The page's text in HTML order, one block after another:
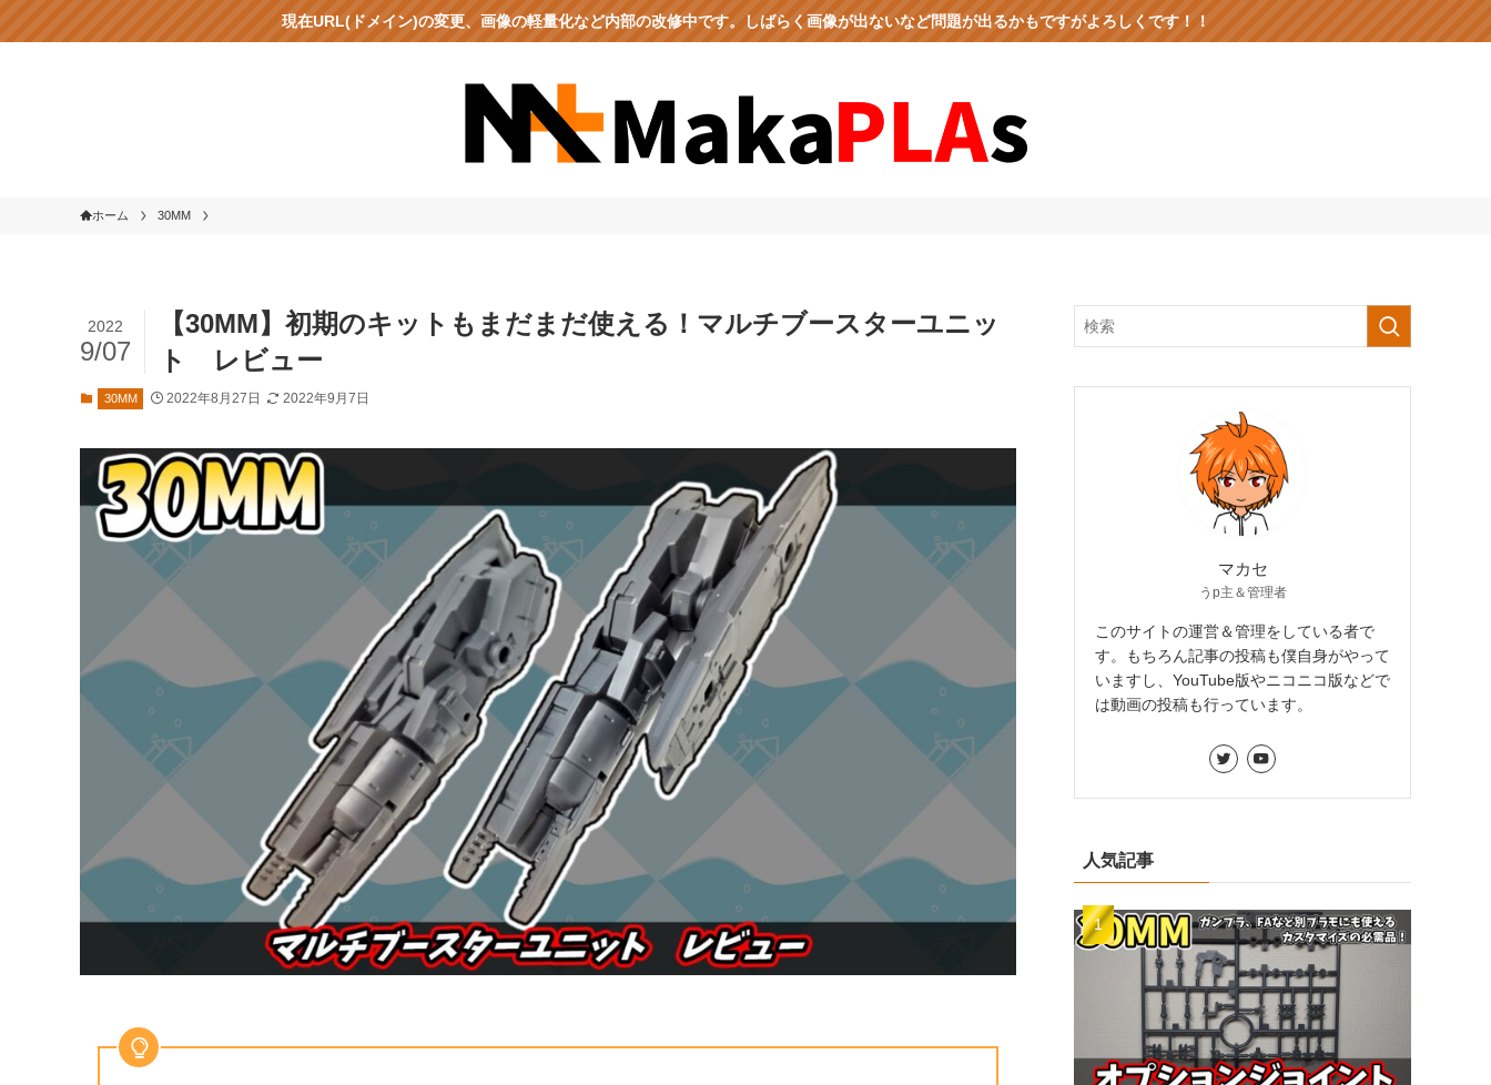
現在URL(ドメイン)の変更、画像の軽量化など内部の改修中です。しばらく画像が出ないなど問題が出るかもですがよろしくです！！
ホーム 30MM
【30MM】初期のキットもまだまだ使える！マルチブースターユニッ
ト レビュー
2022
9/07
30MM 2022年8月27日 2022年9月7日
マカセ
うp主＆管理者
このサイトの運営＆管理をしている者で
す。もちろん記事の投稿も僕自身がやって
いますし、YouTube版やニコニコ版などで
は動画の投稿も行っています。
人気記事